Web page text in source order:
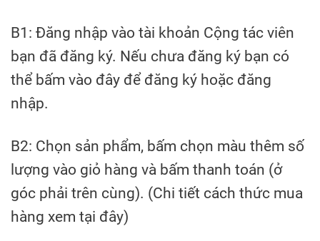
B1: Đăng nhập vào tài khoản Cộng tác viên
bạn đã đăng ký. Nếu chưa đăng ký bạn có
thể bấm vào đây để đăng ký hoặc đăng
nhập.
B2: Chọn sản phẩm, bấm chọn màu thêm số
lượng vào giỏ hàng và bấm thanh toán (ở
góc phải trên cùng). (Chi tiết cách thức mua
hàng xem tại đây)